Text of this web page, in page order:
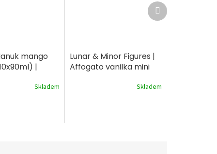
mango
|
Skladem
Lunar & Minor Figures |
Affogato vanilka mini
mražený výrobekSkladem
Další
produkt